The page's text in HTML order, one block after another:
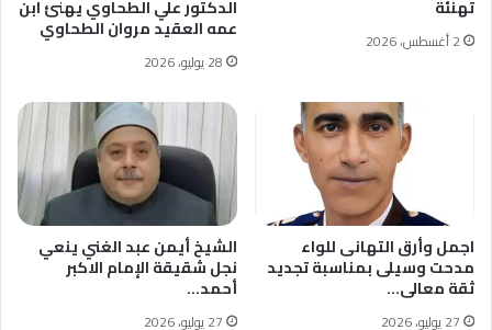
تهنئة
2 أغسطس، 2026
الدكتور علي الطحاوي يهنئ ابن
عمه العقيد مروان الطحاوي
28 يوليو، 2026
اجمل وأرق التهانى للواء
مدحت وسيلى بمناسبة تجديد
ثقة معالى…
27 يوليو، 2026
الشيخ أيمن عبد الغني ينعي
نجل شقيقة الإمام الاكبر
أحمد…
27 يوليو، 2026